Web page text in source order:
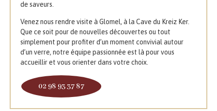
de saveurs.
Venez nous rendre visite à Glomel, à la Cave du Kreiz Ker.
Que ce soit pour de nouvelles découvertes ou tout
simplement pour profiter d’un moment convivial autour
d’un verre, notre équipe passionnée est là pour vous
accueillir et vous orienter dans votre choix.
02 98 93 37 87